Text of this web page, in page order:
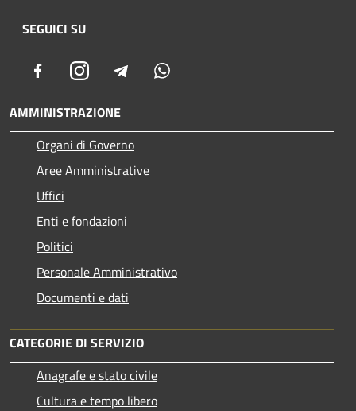
SEGUICI SU
FacebookInstagram Telegram
AMMINISTRAZIONE
Organi di Governo
Aree Amministrative
Uffici
Enti e fondazioni
Politici
Personale Amministrativo
Documenti e dati
CATEGORIE DI SERVIZIO
Anagrafe e stato civile
Cultura e tempo libero